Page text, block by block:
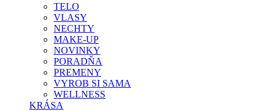
TELO
VLASY
NECHTY
MAKE-UP
NOVINKY
PORADŇA
PREMENY
VYROB SI SAMA
WELLNESS
KRÁSA